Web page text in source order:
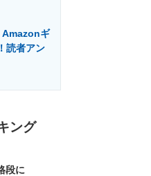
Amazonギ
読者アン
ング
段に